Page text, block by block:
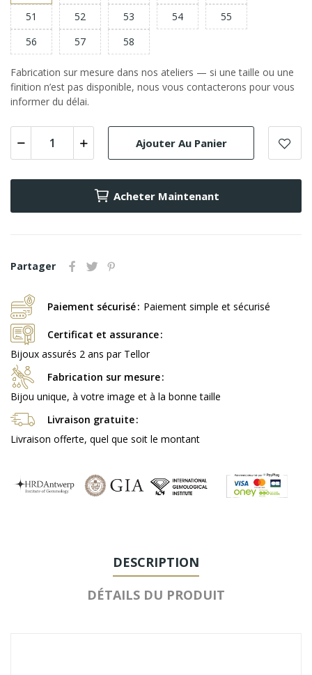
51
52 53 54
55
56
57 58
Fabrication sur mesure dans nos ateliers — si une taille ou une
finition n’est pas disponible, nous vous contacterons pour vous
informer du délai.
Ajouter Au Panier
Acheter Maintenant
Partager
Paiement sécurisé Paiement simple et sécurisé
Certificat et assurance
Bijoux assurés 2 ans par Tellor
Fabrication sur mesure
Bijou unique, à votre image et à la bonne taille
Livraison gratuite
Livraison offerte, quel que soit le montant
DESCRIPTION
DÉTAILS DU PRODUIT